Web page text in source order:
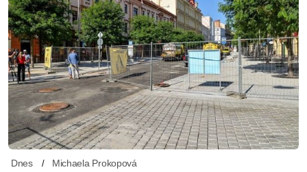
Dnes Michaela Prokopová